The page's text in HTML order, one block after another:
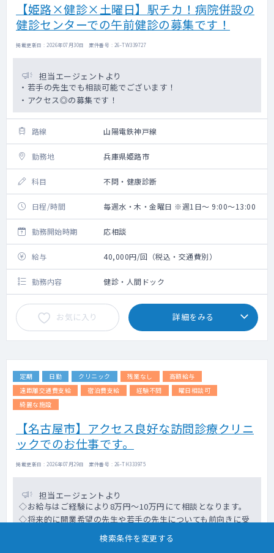
【姫路×健診×土曜日】駅チカ！病院併設の
健診センターでの午前健診の募集です！
掲載更新日 : 2026年07月30日 案件番号 : 26-TW339727
担当エージェントより
・若手の先生でも相談可能でございます！
・アクセス◎の募集です！
路線 山陽電鉄神戸線
勤務地 兵庫県姫路市
科目 不問・健康診断
日程/時間 毎週水・木・金曜日 ※週1日～ 9:00～13:00
勤務開始時期 応相談
給与 40,000円/回（税込・交通費別）
勤務内容 健診・人間ドック
お気に入り 詳細をみる
定期 日勤 クリニック 残業なし
高額給与
遠距離交通費支給
宿泊費支給 経験不問
曜日相談可
綺麗な施設
【名古屋市】アクセス良好な訪問診療クリニ
ックでのお仕事です。
掲載更新日 : 2026年07月29日 案件番号 : 26-TH333975
担当エージェントより
◇お給与はご経験により8万円～10万円にて相談となります。
◇将来的に開業希望の先生や若手の先生についても前向きに受
◇ご経験よりもお人柄優先での選考となりますので、是非一度
検索条件を変更する